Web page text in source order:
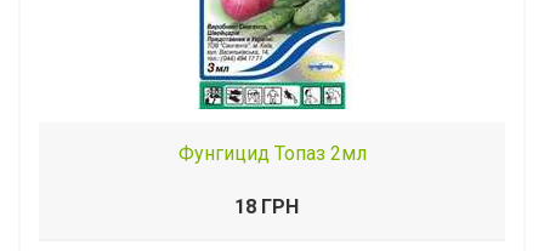
Фунгицид Топаз 2мл
18 ГРН